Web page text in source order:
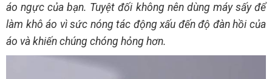
áo ngực của bạn. Tuyệt đối không nên dùng máy sấy để
làm khô áo vì sức nóng tác động xấu đến độ đàn hồi của
áo và khiến chúng chóng hỏng hơn.